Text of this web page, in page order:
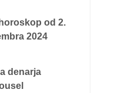
od 2.
2024
denarja